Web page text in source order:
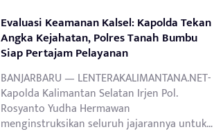
Evaluasi Keamanan Kalsel: Kapolda Tekan
Angka Kejahatan, Polres Tanah Bumbu
Siap Pertajam Pelayanan
BANJARBARU — LENTERAKALIMANTANA.NET-
Kapolda Kalimantan Selatan Irjen Pol.
Rosyanto Yudha Hermawan
menginstruksikan seluruh jajarannya untuk…